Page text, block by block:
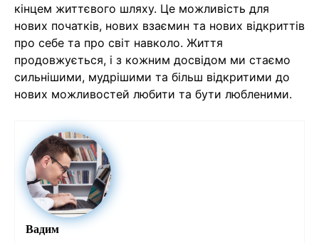
кінцем життєвого шляху. Це можливість для
нових початків, нових взаємин та нових відкриттів
про себе та про світ навколо. Життя
продовжується, і з кожним досвідом ми стаємо
сильнішими, мудрішими та більш відкритими до
нових можливостей любити та бути любленими.
Вадим